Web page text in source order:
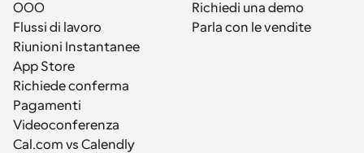
OOO
Flussi di lavoro
Riunioni Instantanee
App Store
Richiede conferma
Pagamenti
Videoconferenza
Cal.com vs Calendly
Richiedi una demo
Parla con le vendite